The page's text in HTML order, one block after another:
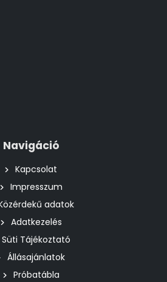
Navigáció
Kapcsolat
Impresszum
adatok
Adatkezelés
Süti Tájékoztató
Állásajánlatok
Próbatábla